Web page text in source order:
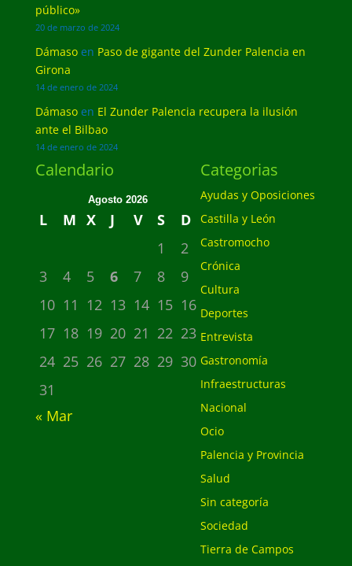
público»
20 de marzo de 2024
Dámasoen Paso de gigante del Zunder Palencia en
Girona
14 de enero de 2024
Dámasoen El Zunder Palencia recupera la ilusión
ante el Bilbao
14 de enero de 2024
Calendario
Agosto 2026
L M X J V S
D
1
2
3
4 5 6 7 8
9
10 11 12 13 14 15 16
17 18 19 20 21 22 23
24 25 26 27 28 29 30
31
« Mar
Categorias
Ayudas y Oposiciones
Castilla y León
Castromocho
Crónica
Cultura
Deportes
Entrevista
Gastronomía
Infraestructuras
Nacional
Ocio
Palencia y Provincia
Salud
Sin categoría
Sociedad
Tierra de Campos